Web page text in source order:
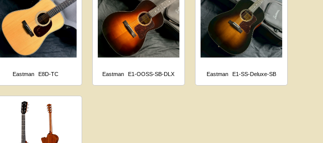
Eastman E8D-TC Eastman E1-OOSS-SB-DLX Eastman E1-SS-Deluxe-SB